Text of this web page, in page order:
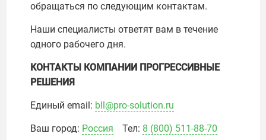
обращаться по следующим контактам.
Наши специалисты ответят вам в течение
одного рабочего дня.
КОНТАКТЫ КОМПАНИИ ПРОГРЕССИВНЫЕ
РЕШЕНИЯ
Единый еmail: bll@pro-solution.ru
Ваш город: Россия Тел: 8 (800) 511-88-70